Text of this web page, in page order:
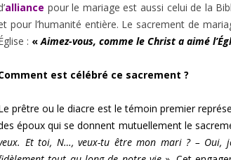
alliance pour le mariage est aussi celui de la
pour l’humanité entière. Le sacrement de
: «Aimez-vous, comme le Christ a aimé
est célébré ce sacrement ?
prêtre ou le diacre est le témoin premier
époux qui se donnent mutuellement le
Et toi, N…, veux-tu être mon mari ? – Oui,